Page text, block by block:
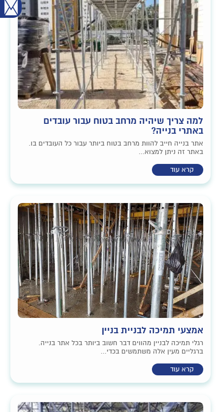
למה צריך שיהיה מרחב בטוח עבור עובדים
באתרי בנייה?
אתר בנייה חייב להוות מרחב בטוח ביותר עבור כל העובדים בו.
באתר זה ניתן למצוא...
קרא עוד
אמצעי תמיכה לבניית בניין
רגלי תמיכה לבניין מהווים דבר חשוב ביותר בכל אתר בנייה.
ברגליים מעין אלה משתמשים בכדי...
קרא עוד